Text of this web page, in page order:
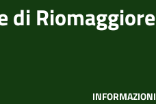
di Riomaggiore
INFORMAZIONI